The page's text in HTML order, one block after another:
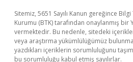
Sitemiz, 5651 Sayılı Kanun gereğince
Kurumu (BTK) tarafından onaylanmış bir
vermektedir. Bu nedenle, sitedeki
veya araştırma yükümlülüğümüz
yazdıkları içeriklerin sorumluluğunu
bu sorumluluğu kabul etmiş sayılırlar.